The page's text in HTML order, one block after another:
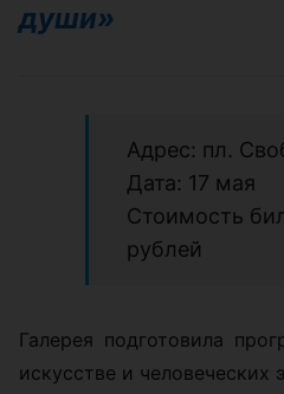
души»
Адрес: пл.
Дата: 17 мая
Стоимость
рублей
Галерея подготовила
искусстве и человеческих